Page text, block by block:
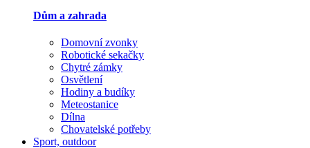
Dům a zahrada
Domovní zvonky
Robotické sekačky
Chytré zámky
Osvětlení
Hodiny a budíky
Meteostanice
Dílna
Chovatelské potřeby
Sport, outdoor